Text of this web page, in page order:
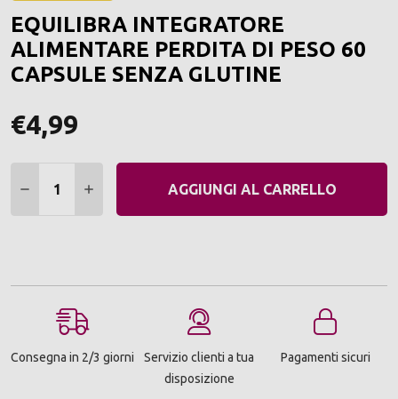
EQUILIBRA INTEGRATORE
ALIMENTARE PERDITA DI PESO 60
CAPSULE SENZA GLUTINE
€4,99
DIMINUIRE QUANTITÀ:
AUMENTARE QUANTITÀ:
AGGIUNGI AL CARRELLO
Consegna in 2/3 giorni
Servizio clienti a tua
disposizione
Pagamenti sicuri